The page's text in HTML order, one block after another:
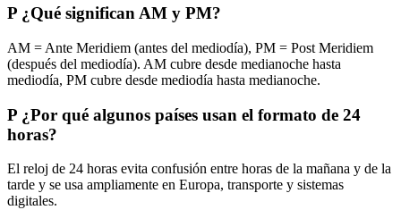
P ¿Qué significan AM y PM?
AM = Ante Meridiem (antes del mediodía), PM = Post Meridiem
(después del mediodía). AM cubre desde medianoche hasta
mediodía, PM cubre desde mediodía hasta medianoche.
P ¿Por qué algunos países usan el formato de 24
horas?
El reloj de 24 horas evita confusión entre horas de la mañana y de la
tarde y se usa ampliamente en Europa, transporte y sistemas
digitales.